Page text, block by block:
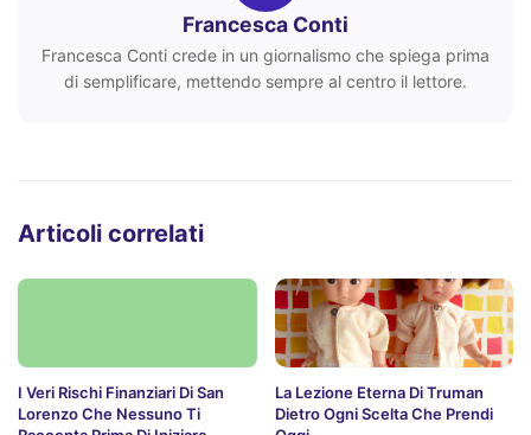
Francesca Conti
Francesca Conti crede in un giornalismo che spiega prima
di semplificare, mettendo sempre al centro il lettore.
Articoli correlati
I Veri Rischi Finanziari Di San
Lorenzo Che Nessuno Ti
La Lezione Eterna Di Truman
Dietro Ogni Scelta Che Prendi